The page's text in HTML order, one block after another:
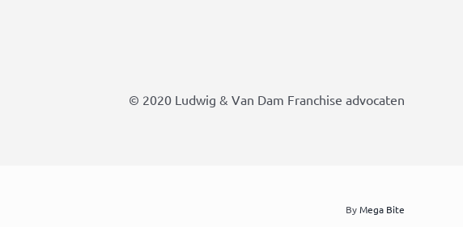
© 2020 Ludwig & Van Dam Franchise advocaten
ByMega Bite